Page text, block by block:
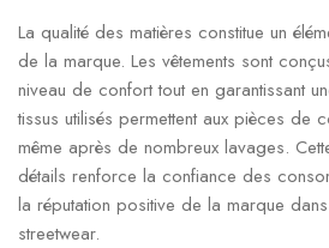
La qualité des matières constitue un
de la marque. Les vêtements sont
niveau de confort tout en garantissant
tissus utilisés permettent aux pièces de
même après de nombreux lavages.
détails renforce la confiance des
la réputation positive de la marque
streetwear.